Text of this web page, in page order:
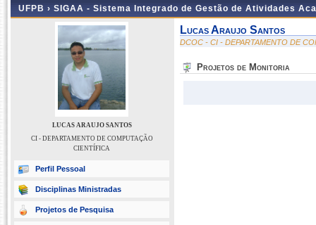
UFPB › SIGAA - Sistema Integrado de Gestão de Atividades
LUCAS ARAUJO SANTOS
CI - DEPARTAMENTO DE COMPUTAÇÃO
CIENTÍFICA
Perfil Pessoal
Disciplinas Ministradas
Projetos de Pesquisa
Lucas Araujo Santos
DCOC - CI - DEPARTAMENTO DE
Projetos de Monitoria